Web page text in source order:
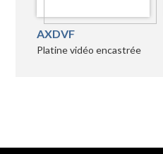
AXDVF
Platine vidéo encastrée